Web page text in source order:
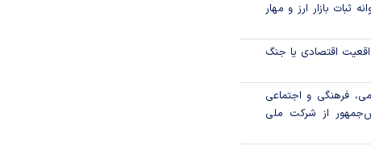
ثبات بازار ارز و مهار
واقعیت اقتصادی یا جنگ
فرهنگی و اجتماعی
از شرکت ملی